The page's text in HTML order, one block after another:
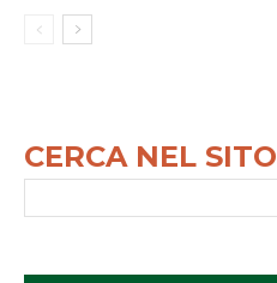
CERCA NEL SITO